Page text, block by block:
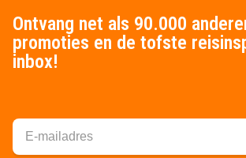
Ontvang net als 90.000
promoties en de tofste
inbox!